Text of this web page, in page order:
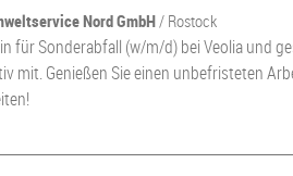
Nord GmbH/ Rostock
für Sonderabfall (w/m/d) bei Veolia und
mit. Genießen Sie einen unbefristeten